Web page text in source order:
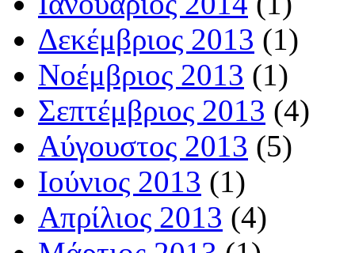
Δεκέμβριος 2013 (1)
Νοέμβριος 2013 (1)
Σεπτέμβριος 2013 (4)
Αύγουστος 2013 (5)
Ιούνιος 2013 (1)
Απρίλιος 2013 (4)